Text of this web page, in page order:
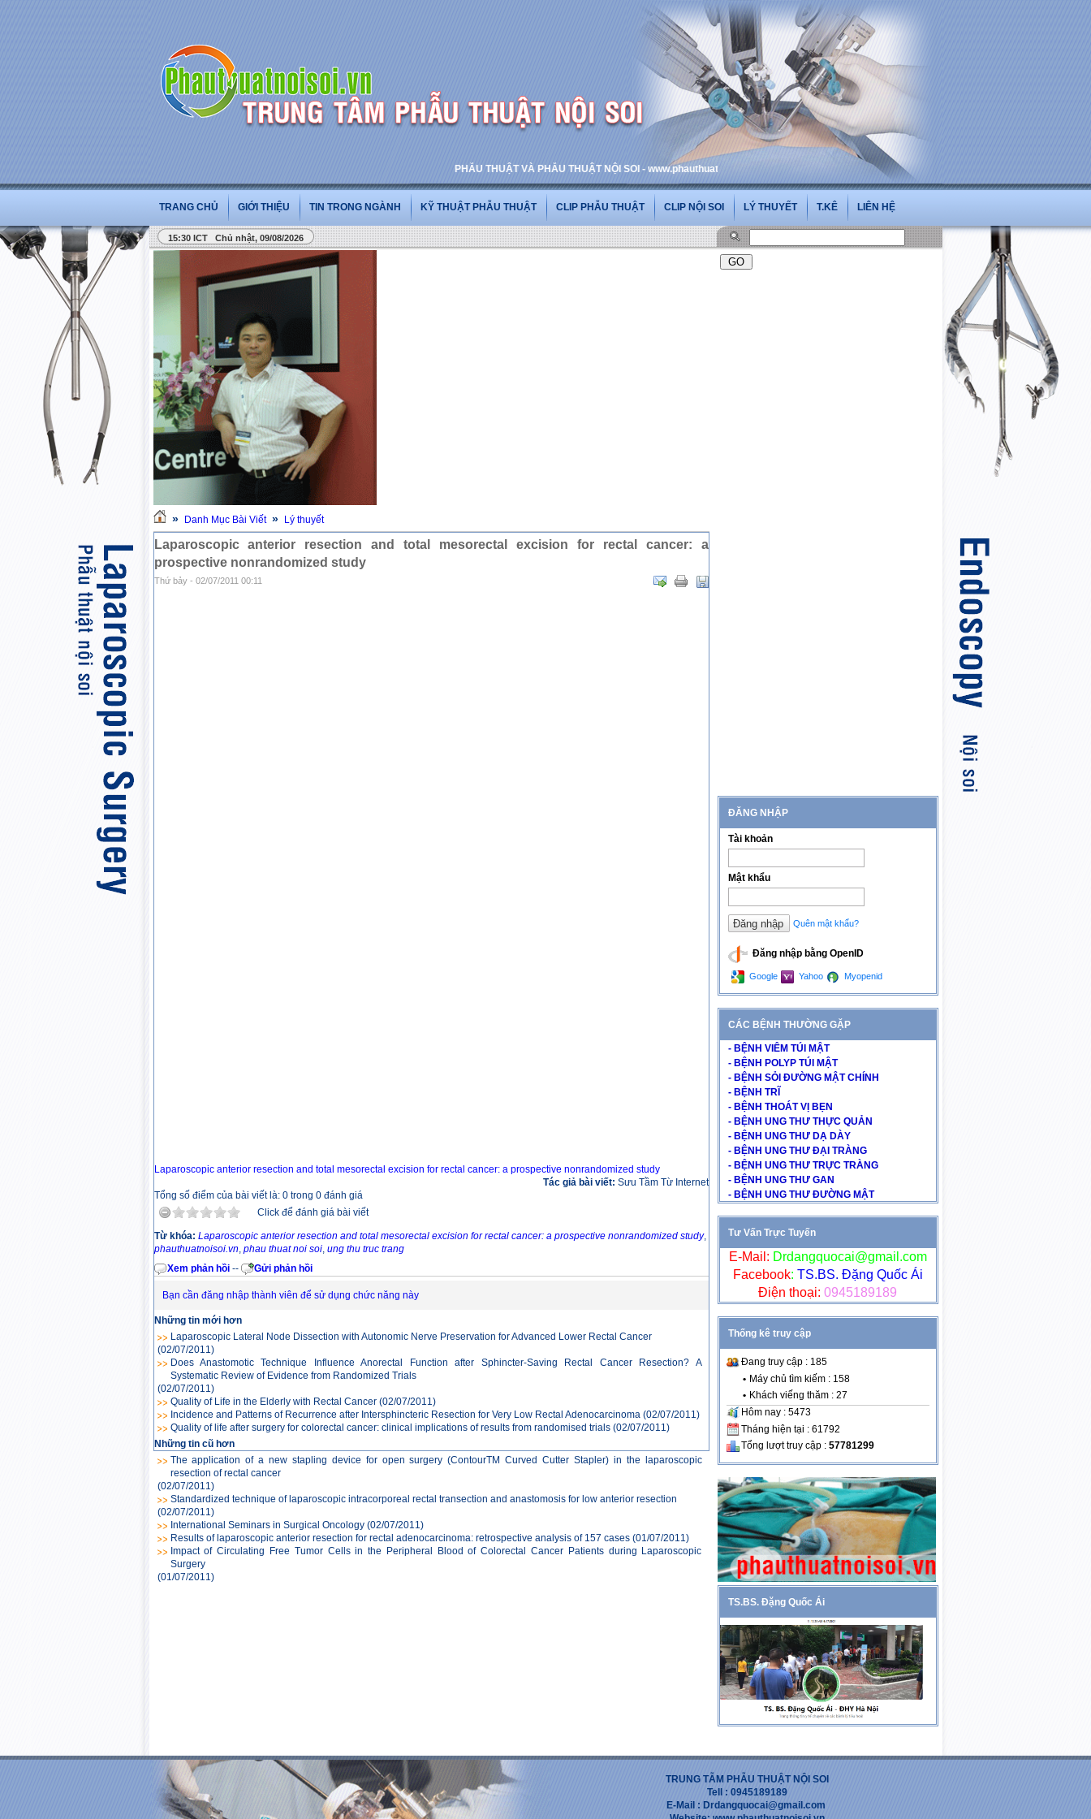
PHẪU THUẬT VÀ PHẪU THUẬT NỘI SOI - www.phauthuatnoisoi.vn
TRANG CHỦ GIỚI THIỆU TIN TRONG NGÀNH KỸ THUẬT PHẪU THUẬT CLIP PHẪU THUẬT CLIP NỘI SOI LÝ THUYẾT T.KÊ LIÊN HỆ
15:30 ICT Chủ nhật, 09/08/2026
» Danh Mục Bài Viết » Lý thuyết
Laparoscopic anterior resection and total mesorectal excision for rectal cancer: a
prospective nonrandomized study
Thứ bảy - 02/07/2011 00:11
Laparoscopic anterior resection and total mesorectal excision for rectal cancer: a prospective nonrandomized study
Tác giả bài viết: Sưu Tầm Từ Internet
Tổng số điểm của bài viết là: 0 trong 0 đánh giá
Click để đánh giá bài viết
Từ khóa: Laparoscopic anterior resection and total mesorectal excision for rectal cancer: a prospective nonrandomized study,
phauthuatnoisoi.vn, phau thuat noi soi, ung thu truc trang
Xem phản hồi -- Gửi phản hồi
Bạn cần đăng nhập thành viên để sử dụng chức năng này
Những tin mới hơn
Laparoscopic Lateral Node Dissection with Autonomic Nerve Preservation for Advanced Lower Rectal Cancer
(02/07/2011)
Does Anastomotic Technique Influence Anorectal Function after Sphincter-Saving Rectal Cancer Resection? A
Systematic Review of Evidence from Randomized Trials
(02/07/2011)
Quality of Life in the Elderly with Rectal Cancer (02/07/2011)
Incidence and Patterns of Recurrence after Intersphincteric Resection for Very Low Rectal Adenocarcinoma (02/07/2011)
Quality of life after surgery for colorectal cancer: clinical implications of results from randomised trials (02/07/2011)
Những tin cũ hơn
The application of a new stapling device for open surgery (ContourTM Curved Cutter Stapler) in the laparoscopic
resection of rectal cancer
(02/07/2011)
Standardized technique of laparoscopic intracorporeal rectal transection and anastomosis for low anterior resection
(02/07/2011)
International Seminars in Surgical Oncology (02/07/2011)
Results of laparoscopic anterior resection for rectal adenocarcinoma: retrospective analysis of 157 cases (01/07/2011)
Impact of Circulating Free Tumor Cells in the Peripheral Blood of Colorectal Cancer Patients during Laparoscopic
Surgery
(01/07/2011)
ĐĂNG NHẬP
Tài khoản
Mật khẩu
Quên mật khẩu?
Đăng nhập bằng OpenID
Google Yahoo Myopenid
CÁC BỆNH THƯỜNG GẶP
- BỆNH VIÊM TÚI MẬT
- BỆNH POLYP TÚI MẬT
- BỆNH SỎI ĐƯỜNG MẬT CHÍNH
- BỆNH TRĨ
- BỆNH THOÁT VỊ BẸN
- BỆNH UNG THƯ THỰC QUẢN
- BỆNH UNG THƯ DẠ DÀY
- BỆNH UNG THƯ ĐẠI TRÀNG
- BỆNH UNG THƯ TRỰC TRÀNG
- BỆNH UNG THƯ GAN
- BỆNH UNG THƯ ĐƯỜNG MẬT
Tư Vấn Trực Tuyến
E-Mail: Drdangquocai@gmail.com
Facebook: TS.BS. Đặng Quốc Ái
Điện thoại: 0945189189
Thống kê truy cập
Đang truy cập : 185
• Máy chủ tìm kiếm : 158
• Khách viếng thăm : 27
Hôm nay : 5473
Tháng hiện tại : 61792
Tổng lượt truy cập : 57781299
TS.BS. Đặng Quốc Ái
TRUNG TẪM PHẪU THUẬT NỘI SOI
Tell : 0945189189
E-Mail : Drdangquocai@gmail.com